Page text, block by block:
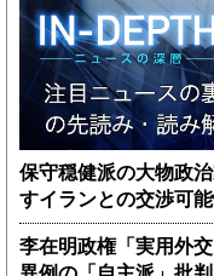
保守穏健派の大物政
すイランとの交渉可
李在明政権「実用外